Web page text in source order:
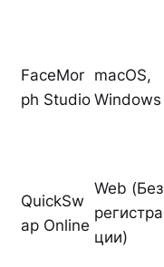
FaceMor
ph Studio
macOS,
Windows
QuickSw
ap Online
Web (Без
регистра
ции)